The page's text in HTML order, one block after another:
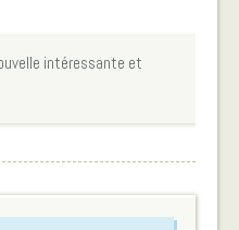
intéressante et